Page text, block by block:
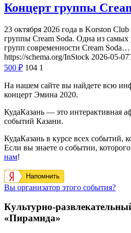
Концерт группы
23 октября 2026 года в Korston
группы Cream Soda. Одна из
групп современности Cream Soda…
https://schema.org/InStock 2026-05-
500 ₽ 104 1
На нашем сайте вы найдете всю
концерт Эмина 2020.
КудаКазань — это интерактивная
событий Казани.
КудаКазань в курсе всех событий,
Если вы знаете о событии,
нам!
Напомнить
Вы организатор этого события?
Культурно-
«Пирамида»